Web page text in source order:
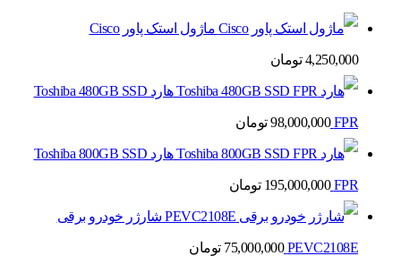
ماژول استک پاور Cisco
4,250,000 تومان
هارد Toshiba 480GB SSD
FPR
98,000,000 تومان
هارد Toshiba 800GB SSD
FPR
195,000,000 تومان
شارژر خودرو برقی
PEVC2108E
75,000,000 تومان